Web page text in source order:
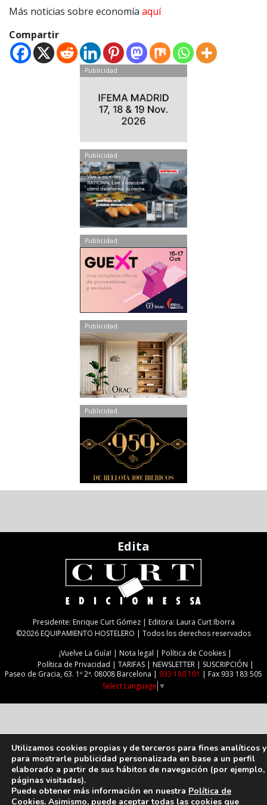
Más noticias sobre economía aquí
Compartir
Publicidad
Publicidad
Publicidad
Publicidad
Publicidad
Edita
Presidente: Enrique Curt Gómez | Editora: Laura Curt Iborra
©2026 EQUIPAMIENTO HOSTELERO | Todos los derechos reservados
¡Vuelve La Guía!
Nota legal
Política de Cookies
Política de Privacidad
TARIFAS NEWSLETTER
SUSCRIPCIÓN
Paseo de Gracia, 63. 1º 2ª. 08008 Barcelona | 933 180 101 | Fax 933 183 505
Select Language ▼
Utilizamos cookies propias y de terceros para fines analíticos y
para mostrarle publicidad personalizada en base a un perfil
elaborado a partir de sus hábitos de navegación (por ejemplo,
páginas visitadas).
Puede obtener más información en nuestra Política de
Cookies. Asimismo, puede aceptar todas las cookies que